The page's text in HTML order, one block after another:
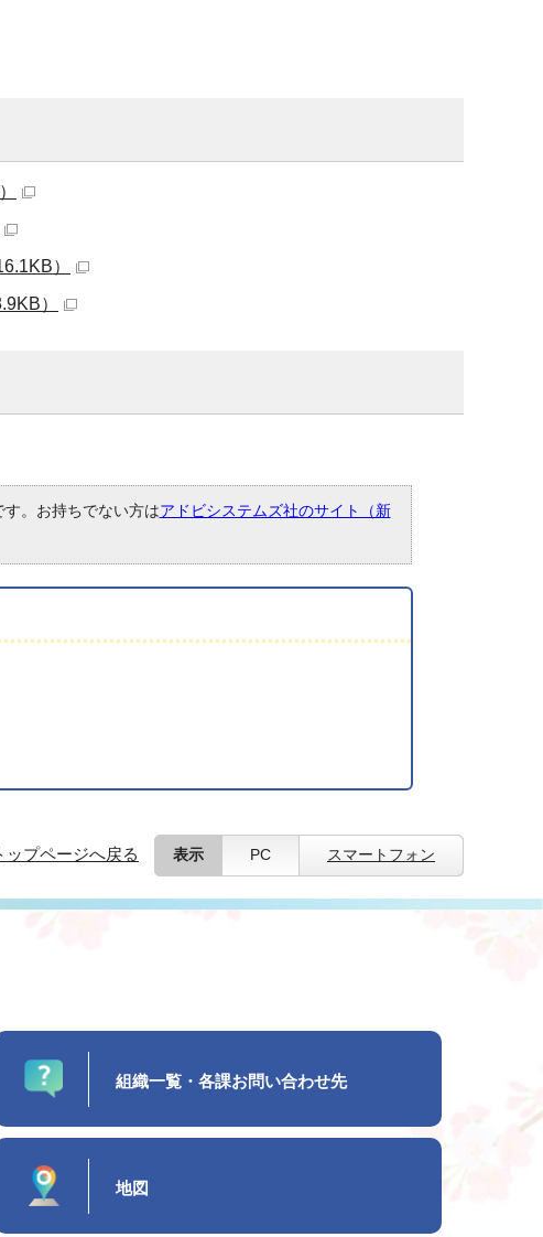
）
）
。お持ちでない方はアドビシステムズ社のサイト（新
ップページへ戻る 表示 PC スマートフォン
組織一覧・各課お問い合わせ先
地図